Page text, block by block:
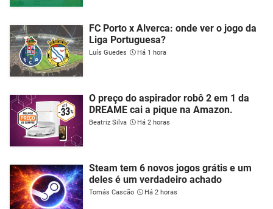
FC Porto x Alverca: onde ver o jogo da
Liga Portuguesa?
Luís Guedes Há 1 hora
O preço do aspirador robô 2 em 1 da
DREAME cai a pique na Amazon.
Beatriz Silva Há 2 horas
Steam tem 6 novos jogos grátis e um
deles é um verdadeiro achado
Tomás Cascão Há 2 horas